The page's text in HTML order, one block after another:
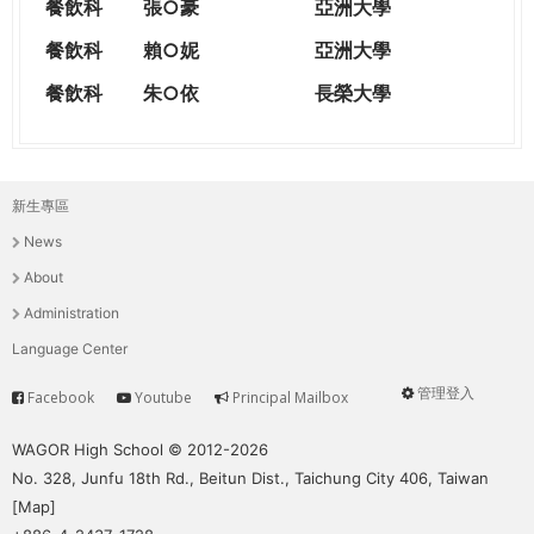
餐飲科 張○豪
亞洲大學
餐飲科
賴○妮
亞洲大學
餐飲科
朱○依 長榮大學
主
選
單
新生專區
News
About
Administration
Language Center
User
管理登入
Service
Facebook Youtube Principal Mailbox
WAGOR High School © 2012-2026
No. 328, Junfu 18th Rd., Beitun Dist., Taichung City 406, Taiwan
[Map]